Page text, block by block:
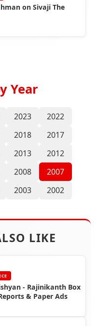
on Sivaji The
Year
2023
2022
2018
2017
2013
2012
2008
2007
2003 2002
LIKE
- Rajinikanth Box
& Paper Ads